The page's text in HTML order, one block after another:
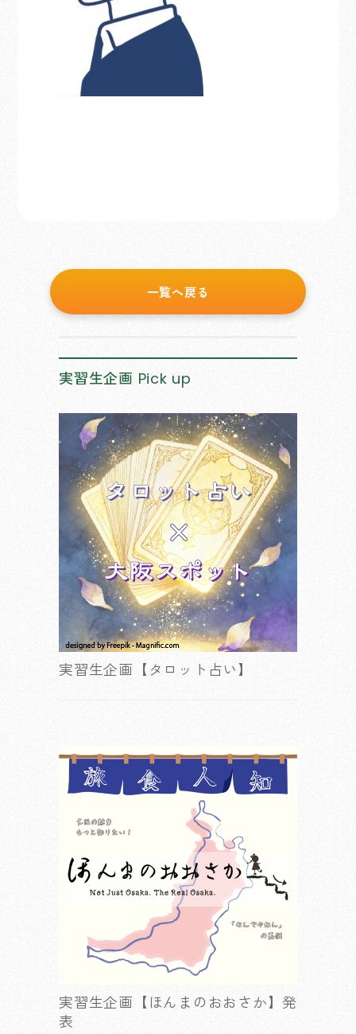
一覧へ戻る
実習生企画 Pick up
実習生企画【タロット占い】
実習生企画【ほんまのおおさか】発
表